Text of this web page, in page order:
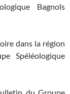
Bagnols
dans la région
Spéléologique